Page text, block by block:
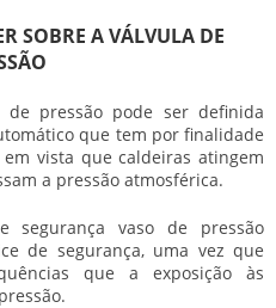
SOBRE A VÁLVULA DE
de pressão pode ser definida
que tem por finalidade
vista que caldeiras atingem
a pressão atmosférica.
segurança vaso de pressão
de segurança, uma vez que
que a exposição às